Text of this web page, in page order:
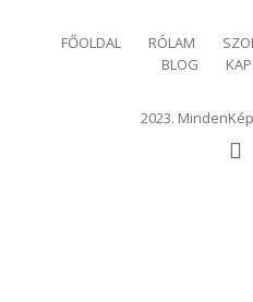
FŐOLDAL RÓLAM
BLOG
2023.